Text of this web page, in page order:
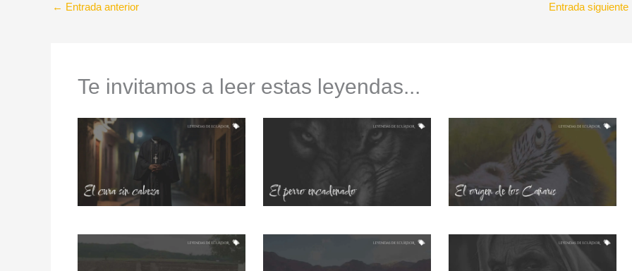
← Entrada anterior Entrada siguiente
Te invitamos a leer estas leyendas...